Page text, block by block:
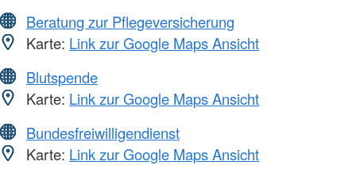
Beratung zur Pflegeversicherung
Karte: Link zur Google Maps Ansicht
Blutspende
Karte: Link zur Google Maps Ansicht
Bundesfreiwilligendienst
Karte: Link zur Google Maps Ansicht